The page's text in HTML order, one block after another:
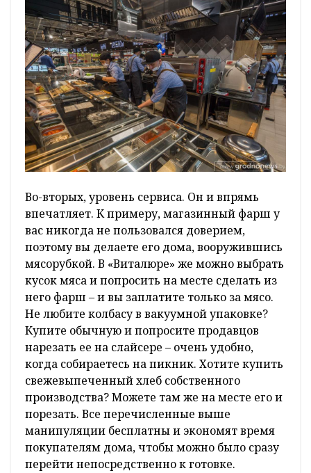
Во-вторых, уровень сервиса. Он и впрямь
впечатляет. К примеру, магазинный фарш у
вас никогда не пользовался доверием,
поэтому вы делаете его дома, вооружившись
мясорубкой. В «Виталюре» же можно выбрать
кусок мяса и попросить на месте сделать из
него фарш – и вы заплатите только за мясо.
Не любите колбасу в вакуумной упаковке?
Купите обычную и попросите продавцов
нарезать ее на слайсере – очень удобно,
когда собираетесь на пикник. Хотите купить
свежевыпеченный хлеб собственного
производства? Можете там же на месте его и
порезать. Все перечисленные выше
манипуляции бесплатны и экономят время
покупателям дома, чтобы можно было сразу
перейти непосредственно к готовке.